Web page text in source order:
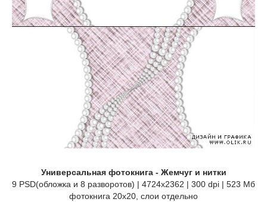
Универсальная фотокнига - Жемчуг и нитки
9 PSD(обложка и 8 разворотов) | 4724x2362 | 300 dpi | 523 Мб
фотокнига 20х20, слои отдельно